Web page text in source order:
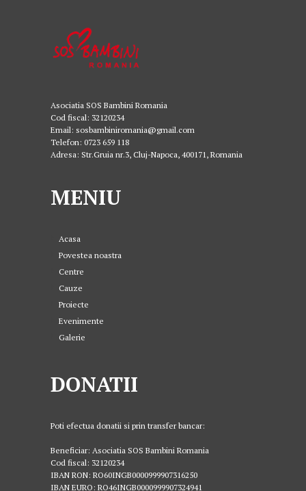
Asociatia SOS Bambini Romania
Cod fiscal: 32120234
Email: sosbambiniromania@gmail.com
Telefon: 0723 659 118
Adresa: Str.Gruia nr.3, Cluj-Napoca, 400171, Romania
MENIU
Acasa
Povestea noastra
Centre
Cauze
Proiecte
Evenimente
Galerie
DONATII
Poti efectua donatii si prin transfer bancar:
Beneficiar: Asociatia SOS Bambini Romania
Cod fiscal: 32120234
IBAN RON: RO60INGB0000999907316250
IBAN EURO: RO46INGB0000999907324941